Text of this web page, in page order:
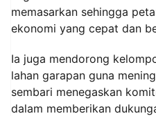
memasarkan sehingga
ekonomi yang cepat dan
Ia juga mendorong
lahan garapan guna
sembari menegaskan
dalam memberikan